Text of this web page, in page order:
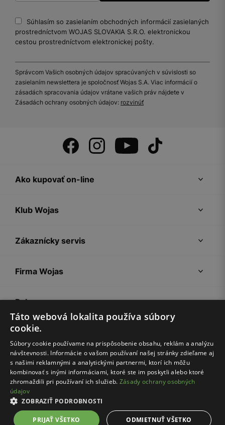
Súhlasím so zasielaním obchodných informácií zasielaných
prostredníctvom WOJAS SLOVAKIA S.R.O. elektronickou
cestou prostredníctvom elektronickej pošty.
Správcom Vašich osobných údajov spracúvaných v súvislosti so
zasielaním newslettera je spoločnosť Wojas S.A. Viac informácií o
zásadách spracovania údajov vrátane vašich práv nájdete v
Zásadách ochrany osobných údajov: rozvinúť
Ako kupovať on-line
Klub Wojas
Zákaznícky servis
Firma Wojas
Pokyny
© Wojas 2026
Nákupný poriadok
Táto webová lokalita používa súbory
cookie.
Súbory cookie používame na prispôsobenie obsahu, reklám a analýzu
návštevnosti. Informácie o vašom používaní našej stránky zdieľame aj
s našimi reklamnými a analytickými partnermi, ktorí ich môžu
kombinovať s inými informáciami, ktoré ste im poskytli alebo ktoré
zhromaždili pri používaní ich služieb. Zásady ochrany osobných
údajov
ZOBRAZIŤ PODROBNOSTI
PRIJAŤ VŠETKO ODMIETNUŤ VŠETKO